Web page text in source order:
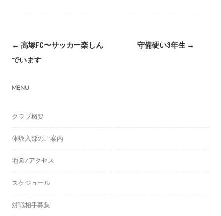
Post
navigation
← 高塚FC〜サッカー楽しん
でいます
守備硬い3年生 →
MENU
クラブ概要
体験入部のご案内
地図/アクセス
スケジュール
対戦相手募集